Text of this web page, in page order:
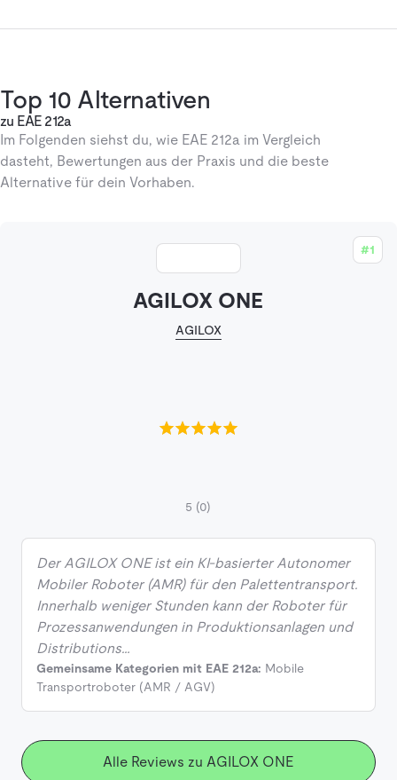
Top 10 Alternativen
zu EAE 212a
Im Folgenden siehst du, wie EAE 212a im Vergleich
dasteht, Bewertungen aus der Praxis und die beste
Alternative für dein Vorhaben.
#1
AGILOX ONE
AGILOX
5 (0)
Der AGILOX ONE ist ein KI-basierter Autonomer
Mobiler Roboter (AMR) für den Palettentransport.
Innerhalb weniger Stunden kann der Roboter für
Prozessanwendungen in Produktionsanlagen und
Distributions…
Gemeinsame Kategorien mit EAE 212a: Mobile
Transportroboter (AMR / AGV)
Alle Reviews zu AGILOX ONE